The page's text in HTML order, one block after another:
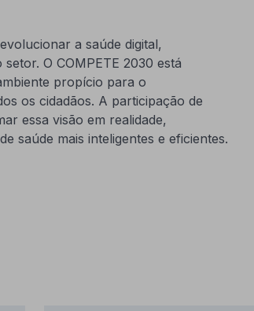
a saúde digital,
O COMPETE 2030 está
propício para o
os cidadãos. A participação de
essa visão em realidade,
saúde mais inteligentes e eficientes.